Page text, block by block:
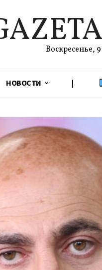
Воскресенье,
НОВОСТИ |